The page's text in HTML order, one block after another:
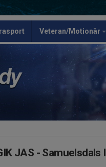
Veteran/Motionär
JAS - Samuelsdals